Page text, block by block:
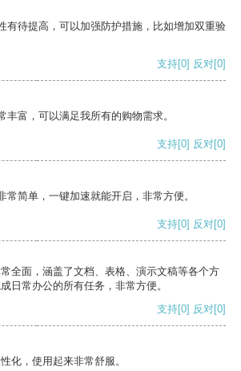
有待提高，可以加强防护措施，比如增加双重验
支持[0] 反对[0]
丰富，可以满足我所有的购物需求。
支持[0] 反对[0]
常简单，一键加速就能开启，非常方便。
支持[0] 反对[0]
全面，涵盖了文档、表格、演示文稿等各个方
日常办公的所有任务，非常方便。
支持[0] 反对[0]
化，使用起来非常舒服。